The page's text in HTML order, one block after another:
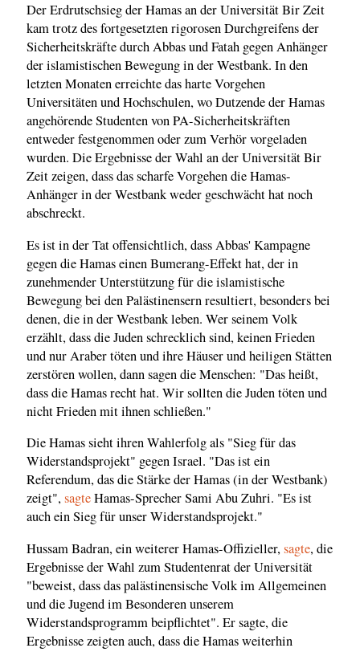
Der Erdrutschsieg der Hamas an der Universität Bir Zeit
kam trotz des fortgesetzten rigorosen Durchgreifens der
Sicherheitskräfte durch Abbas und Fatah gegen Anhänger
der islamistischen Bewegung in der Westbank. In den
letzten Monaten erreichte das harte Vorgehen
Universitäten und Hochschulen, wo Dutzende der Hamas
angehörende Studenten von PA-Sicherheitskräften
entweder festgenommen oder zum Verhör vorgeladen
wurden. Die Ergebnisse der Wahl an der Universität Bir
Zeit zeigen, dass das scharfe Vorgehen die Hamas-
Anhänger in der Westbank weder geschwächt hat noch
abschreckt.
Es ist in der Tat offensichtlich, dass Abbas' Kampagne
gegen die Hamas einen Bumerang-Effekt hat, der in
zunehmender Unterstützung für die islamistische
Bewegung bei den Palästinensern resultiert, besonders bei
denen, die in der Westbank leben. Wer seinem Volk
erzählt, dass die Juden schrecklich sind, keinen Frieden
und nur Araber töten und ihre Häuser und heiligen Stätten
zerstören wollen, dann sagen die Menschen: "Das heißt,
dass die Hamas recht hat. Wir sollten die Juden töten und
nicht Frieden mit ihnen schließen."
Die Hamas sieht ihren Wahlerfolg als "Sieg für das
Widerstandsprojekt" gegen Israel. "Das ist ein
Referendum, das die Stärke der Hamas (in der Westbank)
zeigt",sagteHamas-Sprecher Sami Abu Zuhri. "Es ist
auch ein Sieg für unser Widerstandsprojekt."
Hussam Badran, ein weiterer Hamas-Offizieller,sagte, die
Ergebnisse der Wahl zum Studentenrat der Universität
"beweist, dass das palästinensische Volk im Allgemeinen
und die Jugend im Besonderen unserem
Widerstandsprogramm beipflichtet". Er sagte, die
Ergebnisse zeigten auch, dass die Hamas weiterhin